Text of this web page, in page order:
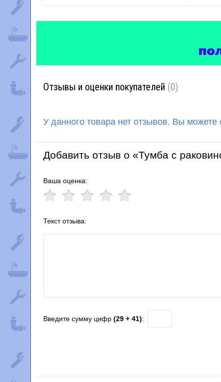
Отзывы и оценки покупателей (0)
У данного товара нет отзывов. Вы можете
Добавить отзыв о «Тумба с
Ваша оценка:
Текст отзыва:
Введите сумму цифр (29 + 41):